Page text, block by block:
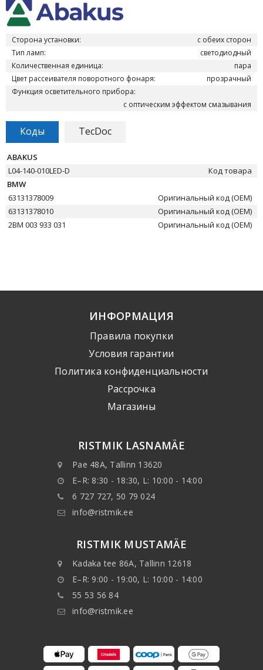
Сторона установки:
с обеих сторон
Тип ламп:
светодиодный
Количественная единица:
пара
Цвет рассеивателя поворотного фонаря:
прозрачный
Функция осветительного прибора:
с оптическим эффектом смазывания
Коды TecDoc
ABAKUS
L04-140-010LED-D
Код товара
BMW
63131378009
Оригинальный код (OEM)
63131378010
Оригинальный код (OEM)
2BM 003 933 031
Оригинальный код (OEM)
ИНФОРМАЦИЯ
Правила покупки
Условия гарантии
Политика конфиденциальности
Рассрочка
Mагазины
RISTMIK LASNAMÄE
Pae 48A, Tallinn 13620
E–R: 8:30 - 18:30, L: 10:00 - 14:00
6 727 727, 50 79 024
info@ristmik.ee
RISTMIK MUSTAMÄE
Kadaka tee 86A, Tallinn 12618
E–R: 9:00 - 19:00, L: 10:00 - 14:00
55 53 56 84
info@ristmik.ee